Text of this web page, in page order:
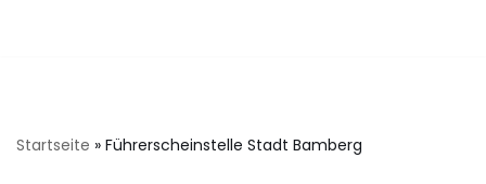
Startseite » Führerscheinstelle Stadt Bamberg